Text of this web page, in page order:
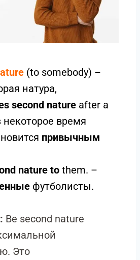
(to somebody) –
натура,
second nature after a
время
привычным
nature to them. –
футболисты.
Be second nature
Это